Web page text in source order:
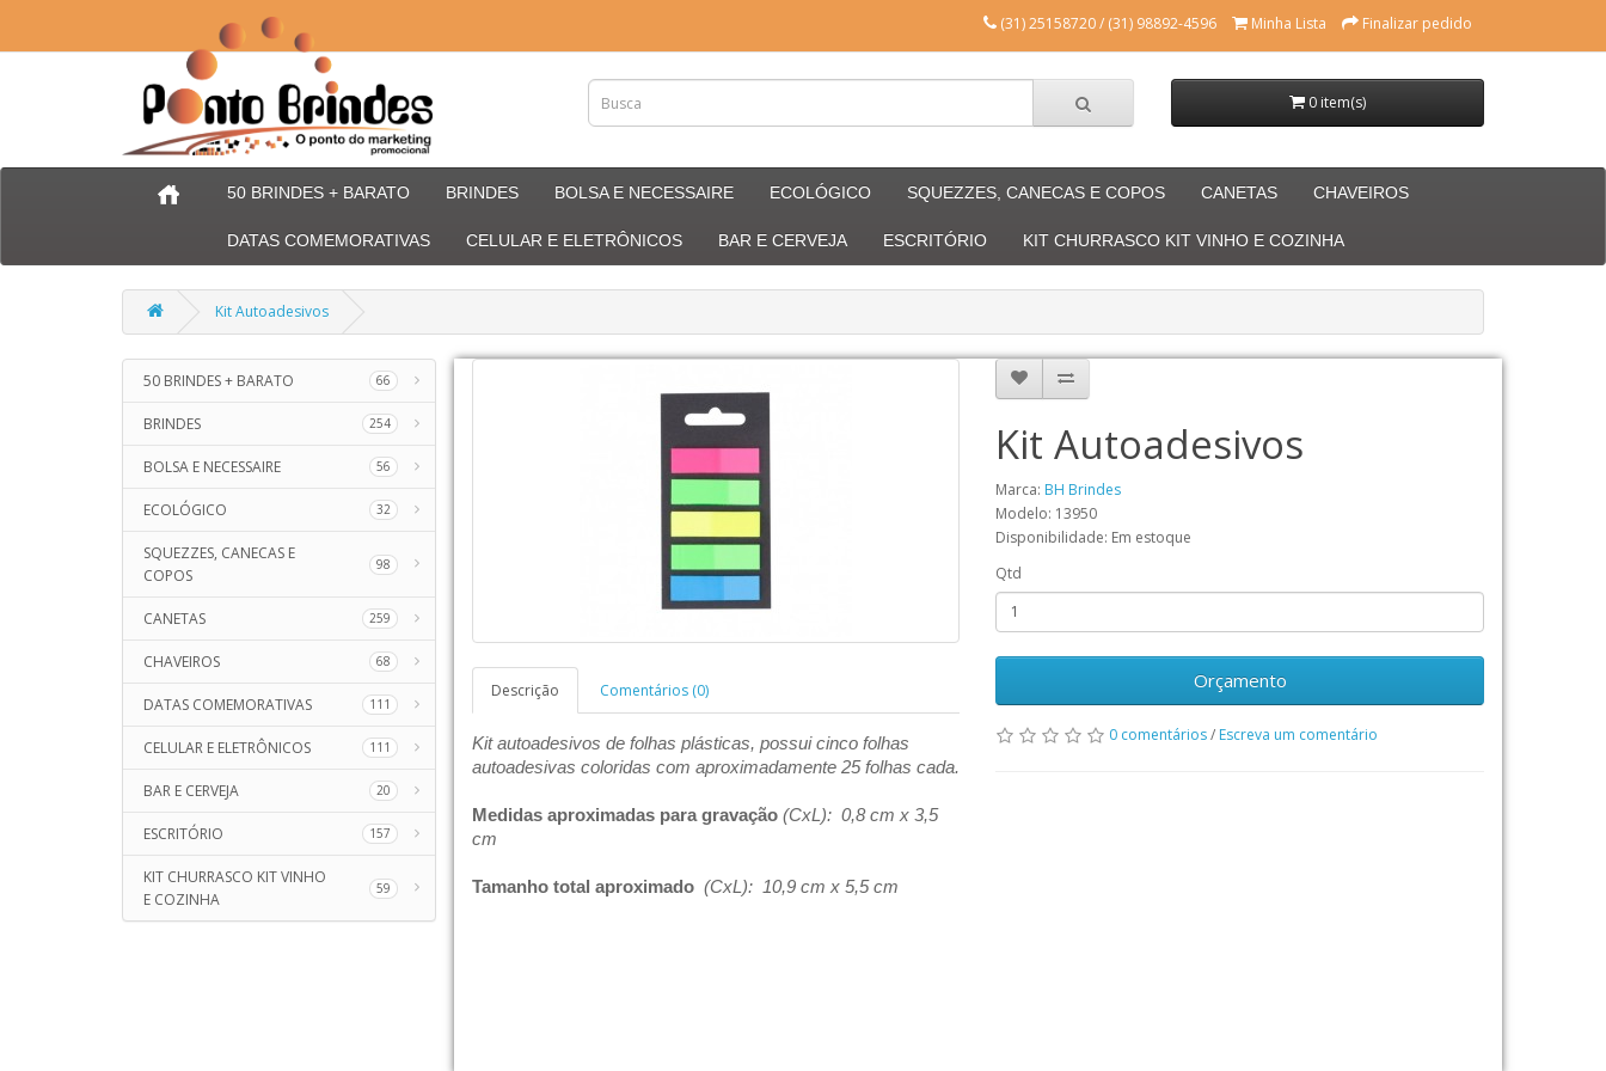
(31) 25158720 / (31) 98892-4596 Minha Lista Finalizar pedido
0 item(s)
50 BRINDES + BARATO BRINDES BOLSA E NECESSAIRE ECOLÓGICO SQUEZZES, CANECAS E COPOS CANETAS CHAVEIROS
DATAS COMEMORATIVAS CELULAR E ELETRÔNICOS BAR E CERVEJA ESCRITÓRIO KIT CHURRASCO KIT VINHO E COZINHA
Kit Autoadesivos
50 BRINDES + BARATO 66
BRINDES 254
BOLSA E NECESSAIRE 56
ECOLÓGICO 32
SQUEZZES, CANECAS E
COPOS
98
CANETAS 259
CHAVEIROS 68
DATAS COMEMORATIVAS 111
CELULAR E ELETRÔNICOS 111
BAR E CERVEJA 20
ESCRITÓRIO 157
KIT CHURRASCO KIT VINHO
E COZINHA
59
Descrição Comentários (0)
Kit autoadesivos de folhas plásticas, possui cinco folhas
autoadesivas coloridas com aproximadamente 25 folhas cada.
Medidas aproximadas para gravação(CxL): 0,8 cm x 3,5
cm
Tamanho total aproximado (CxL): 10,9 cm x 5,5 cm
Kit Autoadesivos
Marca: BH Brindes
Modelo: 13950
Disponibilidade: Em estoque
Qtd
Orçamento
0 comentários/ Escreva um comentário